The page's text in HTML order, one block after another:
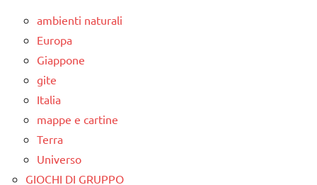
ambienti naturali
Europa
Giappone
gite
Italia
mappe e cartine
Terra
Universo
GIOCHI DI GRUPPO